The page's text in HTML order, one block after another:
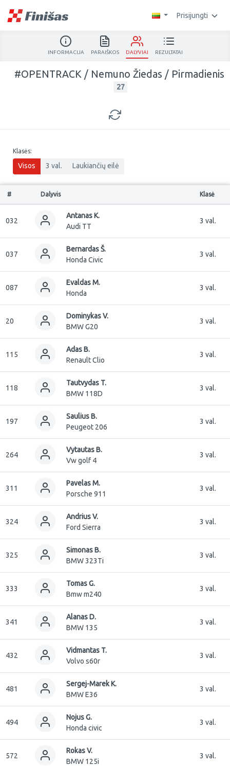
Prisijungti
INFORMACIJA PARAIŠKOS DALYVIAI REZULTATAI
#OPENTRACK / Nemuno Žiedas / Pirmadienis
27
Klasės:
Visos 3 val. Laukiančių eilė
# Dalyvis Klasė
032
Antanas K.
Audi TT
3 val.
037
Bernardas Š.
Honda Civic
3 val.
087
Evaldas M.
Honda
3 val.
20
Dominykas V.
BMW G20
3 val.
115
Adas B.
Renault Clio
3 val.
118
Tautvydas T.
BMW 118D
3 val.
197
Saulius B.
Peugeot 206
3 val.
264
Vytautas B.
Vw golf 4
3 val.
311
Pavelas M.
Porsche 911
3 val.
324
Andrius V.
Ford Sierra
3 val.
325
Simonas B.
BMW 323Ti
3 val.
333
Tomas G.
Bmw m240
3 val.
341
Alanas D.
BMW 135
3 val.
432
Vidmantas T.
Volvo s60r
3 val.
481
Sergej-Marek K.
BMW E36
3 val.
494
Nojus G.
Honda civic
3 val.
572
Rokas V.
BMW 125i
3 val.